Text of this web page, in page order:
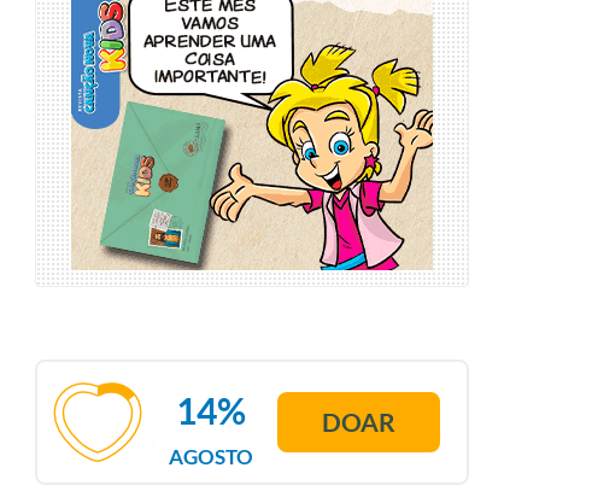
AGOSTO
14% DOAR